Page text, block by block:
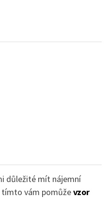
důležité mít nájemní
tímto vám pomůževzor